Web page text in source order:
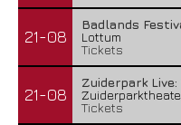
21-08
Badlands
Lottum
Tickets
21-08
Zuiderpark
Tickets